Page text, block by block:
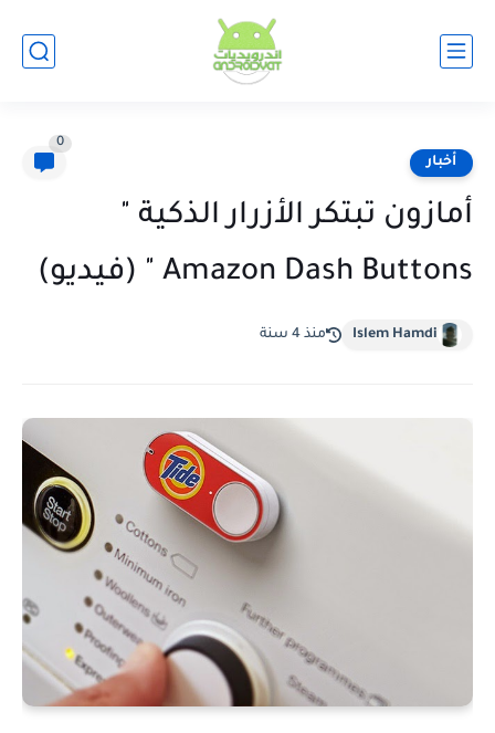
أخبار
0
أمازون تبتكر الأزرار الذكية "
Amazon Dash Buttons " (فيديو)
Islem Hamdi منذ 4 سنة